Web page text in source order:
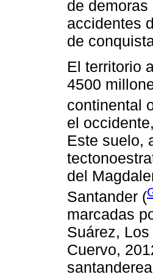
de
accidentes
de
El territorio
4500
continental
el
Este suelo,
del
Santander (
marcadas
Suárez,
Cuervo,